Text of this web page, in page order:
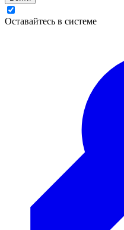
Оставайтесь в системе